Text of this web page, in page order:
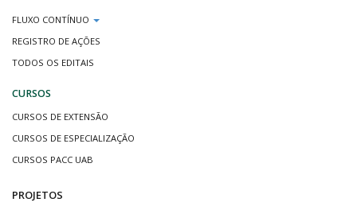
FLUXO CONTÍNUO
REGISTRO DE AÇÕES
TODOS OS EDITAIS
CURSOS
CURSOS DE EXTENSÃO
CURSOS DE ESPECIALIZAÇÃO
CURSOS PACC UAB
PROJETOS